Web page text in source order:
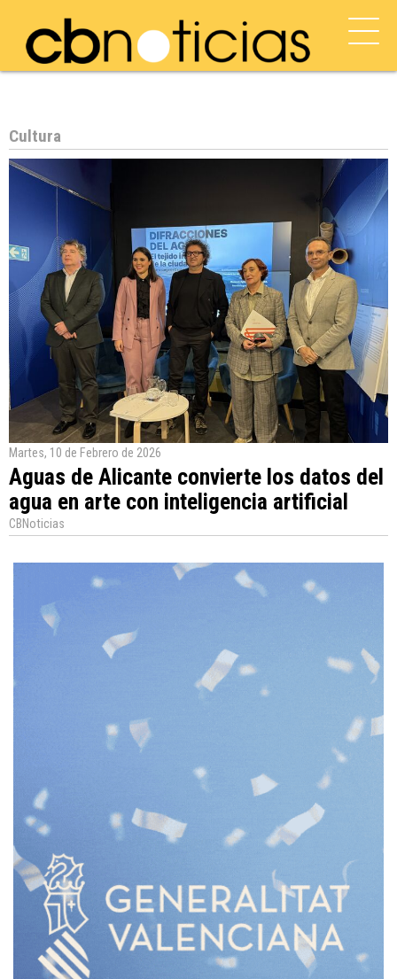
Cultura
Martes, 10 de Febrero de 2026
Aguas de Alicante convierte los datos del
agua en arte con inteligencia artificial
CBNoticias